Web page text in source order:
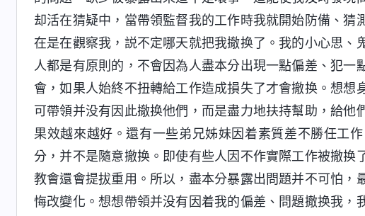
却活在猜疑中，當帶領監督我的工作時我就開始防備、
在是在觀察我，説不定哪天就把我撤换了。我的小心思、
人都是有原則的，不會因為人盡本分出現一點偏差、犯
會，如果人始終不扭轉給工作造成損失了才會撤换。想想
可帶領并没有因此撤换他們，而是盡力地扶持幫助，給
果效越來越好。還有一些弟兄姊妹因着素質差不勝任工
分，并不是隨意撤换。即使有些人因不作實際工作被撤换
教會還會提拔重用。所以，盡本分暴露出問題并不可怕，
悔改變化。想想帶領并没有因着我的偏差、問題撤换我，